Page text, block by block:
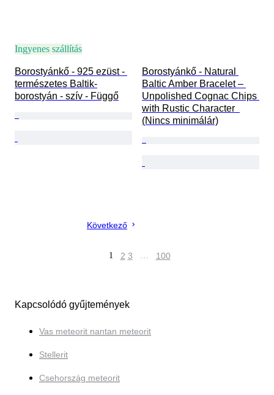
Ingyenes szállítás
Borostyánkő - 925 ezüst -
természetes Baltik-
borostyán - szív - Függő
Borostyánkő - Natural
Baltic Amber Bracelet –
Unpolished Cognac Chips
with Rustic Character
(Nincs minimálár)
Következő
1 2 3 … 100
Kapcsolódó gyűjtemények
Vas meteorit nantan meteorit
Stellerit
Csehország meteorit